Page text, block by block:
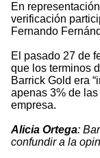
En
verificación
Fernando
El pasado 27 de
que los terminos
Barrick Gold era
apenas 3% de
empresa.
Alicia Ortega:
confundir a la